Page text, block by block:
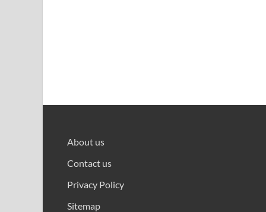
About us
Contact us
Privacy Policy
Sitemap